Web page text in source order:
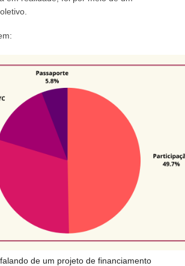
de um projeto de financiamento